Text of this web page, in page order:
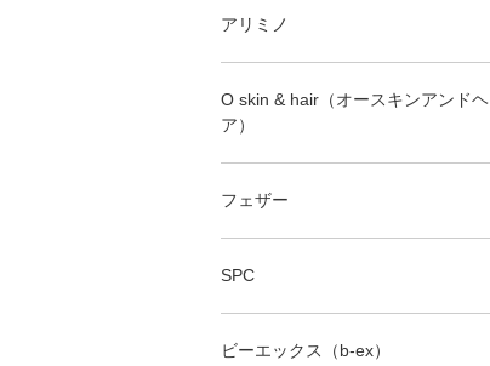
アリミノ
O skin & hair（オースキンアンドヘ
ア）
フェザー
SPC
ビーエックス（b-ex）